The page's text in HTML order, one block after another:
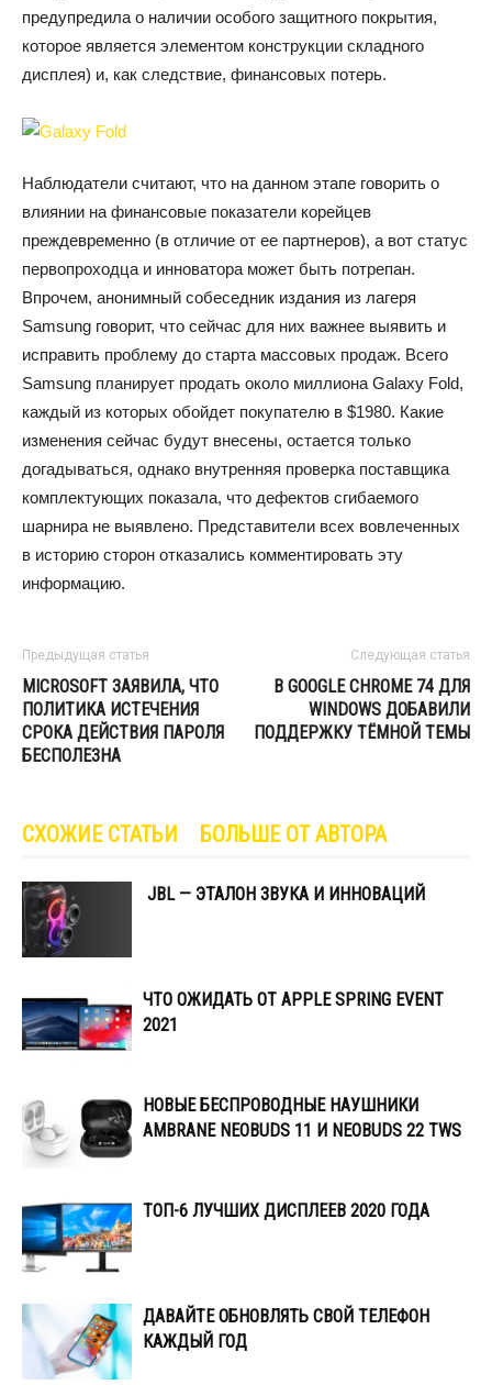
предупредила о наличии особого защитного покрытия,
которое является элементом конструкции складного
дисплея) и, как следствие, финансовых потерь.
Наблюдатели считают, что на данном этапе говорить о
влиянии на финансовые показатели корейцев
преждевременно (в отличие от ее партнеров), а вот статус
первопроходца и инноватора может быть потрепан.
Впрочем, анонимный собеседник издания из лагеря
Samsung говорит, что сейчас для них важнее выявить и
исправить проблему до старта массовых продаж. Всего
Samsung планирует продать около миллиона Galaxy Fold,
каждый из которых обойдет покупателю в $1980. Какие
изменения сейчас будут внесены, остается только
догадываться, однако внутренняя проверка поставщика
комплектующих показала, что дефектов сгибаемого
шарнира не выявлено. Представители всех вовлеченных
в историю сторон отказались комментировать эту
информацию.
Предыдущая статья
MICROSOFT ЗАЯВИЛА, ЧТО
ПОЛИТИКА ИСТЕЧЕНИЯ
СРОКА ДЕЙСТВИЯ ПАРОЛЯ
БЕСПОЛЕЗНА
Следующая статья
В GOOGLE CHROME 74 ДЛЯ
WINDOWS ДОБАВИЛИ
ПОДДЕРЖКУ ТЁМНОЙ ТЕМЫ
СХОЖИЕ СТАТЬИ БОЛЬШЕ ОТ АВТОРА
JBL — ЭТАЛОН ЗВУКА И ИННОВАЦИЙ
ЧТО ОЖИДАТЬ ОТ APPLE SPRING EVENT
2021
НОВЫЕ БЕСПРОВОДНЫЕ НАУШНИКИ
AMBRANE NEOBUDS 11 И NEOBUDS 22 TWS
ТОП-6 ЛУЧШИХ ДИСПЛЕЕВ 2020 ГОДА
ДАВАЙТЕ ОБНОВЛЯТЬ СВОЙ ТЕЛЕФОН
КАЖДЫЙ ГОД